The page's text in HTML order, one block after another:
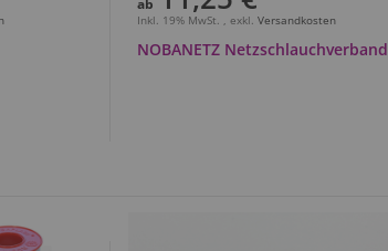
ab
Inkl. 19% MwSt. , exkl. Versandkosten
NOBANETZ Netzschlauchverband